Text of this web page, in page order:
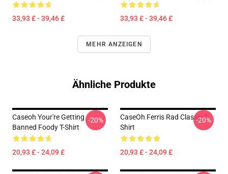
33,93 £ - 39,46 £ 33,93 £ - 39,46 £
MEHR ANZEIGEN
Ähnliche Produkte
Caseoh Your're Getting
Banned Foody T-Shirt
20,93 £ - 24,09 £
-20%
CaseOh Ferris Rad Classic T-
Shirt
20,93 £ - 24,09 £
-20%